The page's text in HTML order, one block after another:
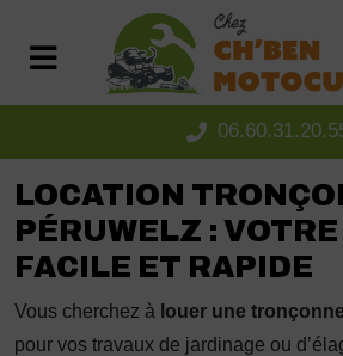
LOCATION
PÉRUWELZ :
FACILE ET RAPIDE
Vous cherchez à louer une
pour vos travaux de jardinage ou
Panneau de gestion des cookies